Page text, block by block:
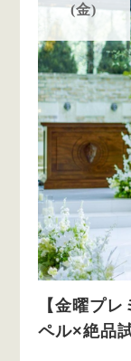
(金)
【金曜プ
ペル×絶品